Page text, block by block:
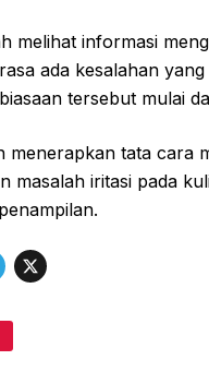
melihat informasi
ada kesalahan
tersebut mulai
menerapkan tata cara
masalah iritasi pada
X